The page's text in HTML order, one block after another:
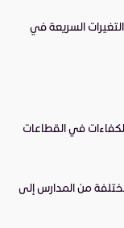
السريعة في
في القطاعات
من المدارس إلى